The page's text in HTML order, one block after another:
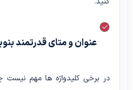
عنوان و متای قدرتمند
در برخی کلیدواژه ها مهم نیست